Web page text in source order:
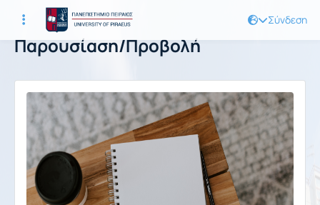
Σύνδεση
Παρουσίαση/Προβολή